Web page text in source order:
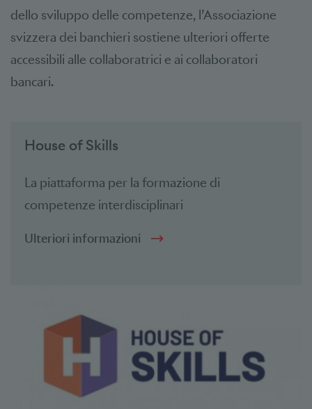
dello sviluppo delle competenze, l’Associazione
svizzera dei banchieri sostiene ulteriori offerte
accessibili alle collaboratrici e ai collaboratori
bancari.
House of Skills
La piattaforma per la formazione di
competenze interdisciplinari
Ulteriori informazioni